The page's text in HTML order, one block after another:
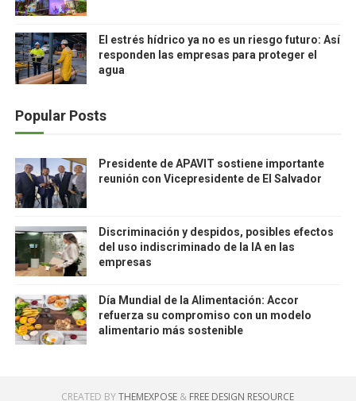
El estrés hídrico ya no es un riesgo futuro: Así
responden las empresas para proteger el
agua
Popular Posts
Presidente de APAVIT sostiene importante
reunión con Vicepresidente de El Salvador
Discriminación y despidos, posibles efectos
del uso indiscriminado de la IA en las
empresas
Día Mundial de la Alimentación: Accor
refuerza su compromiso con un modelo
alimentario más sostenible
CREATED BYTHEMEXPOSE & FREE DESIGN RESOURCE